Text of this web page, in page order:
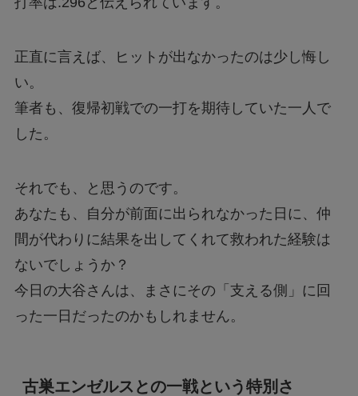
正直に言えば、ヒットが出なかったのは少し悔し
い。
筆者も、復帰初戦での一打を期待していた一人で
した。
それでも、と思うのです。
あなたも、自分が前面に出られなかった日に、仲
間が代わりに結果を出してくれて救われた経験は
ないでしょうか？
今日の大谷さんは、まさにその「支える側」に回
った一日だったのかもしれません。
古巣エンゼルスとの一戦という特別さ